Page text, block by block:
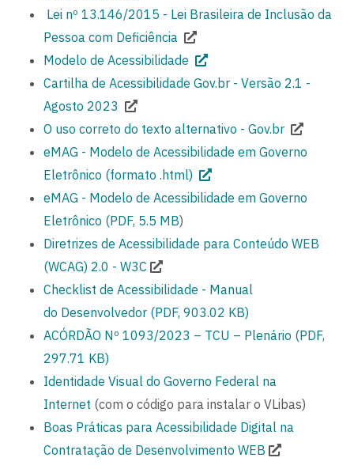
Lei nº 13.146/2015 - Lei Brasileira de Inclusão da
Pessoa com Deficiência
Modelo de Acessibilidade
Cartilha de Acessibilidade Gov.br - Versão 2.1 -
Agosto 2023
O uso correto do texto alternativo - Gov.br
eMAG - Modelo de Acessibilidade em Governo
Eletrônico (formato .html)
eMAG - Modelo de Acessibilidade em Governo
Eletrônico (PDF, 5.5 MB)
Diretrizes de Acessibilidade para Conteúdo WEB
(WCAG) 2.0 - W3C
Checklist de Acessibilidade - Manual
do Desenvolvedor (PDF, 903.02 KB)
ACÓRDÃO Nº 1093/2023 – TCU – Plenário (PDF,
297.71 KB)
Identidade Visual do Governo Federal na
Internet (com o código para instalar o VLibas)
Boas Práticas para Acessibilidade Digital na
Contratação de Desenvolvimento WEB